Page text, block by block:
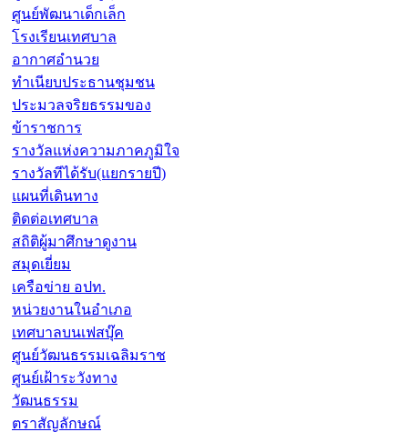
ศูนย์พัฒนาเด็กเล็ก
โรงเรียนเทศบาล
อากาศอำนวย
ทำเนียบประธานชุมชน
ประมวลจริยธรรมของ
ข้าราชการ
รางวัลแห่งความภาคภูมิใจ
รางวัลทีได้รับ(แยกรายปี)
แผนที่เดินทาง
ติดต่อเทศบาล
สถิติผู้มาศึกษาดูงาน
สมุดเยี่ยม
เครือข่าย อปท.
หน่วยงานในอำเภอ
เทศบาลบนเฟสบุ๊ค
ศูนย์วัฒนธรรมเฉลิมราช
ศูนย์เฝ้าระวังทาง
วัฒนธรรม
ตราสัญลักษณ์